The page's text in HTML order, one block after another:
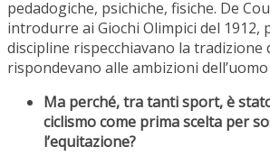
pedadogiche, psichiche, fisiche. De
introdurre ai Giochi Olimpici del 1912,
discipline rispecchiavano la tradizione
rispondevano alle ambizioni
Ma perché, tra tanti sport, è
ciclismo come prima scelta per
l’equitazione?